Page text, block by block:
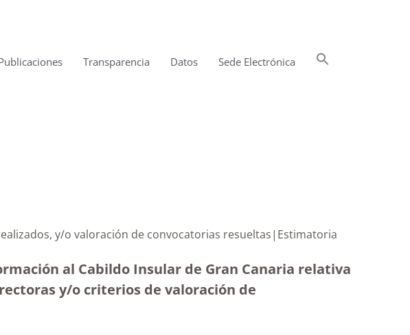
Transparencia Datos Sede Electrónica
y/o valoración de convocatorias resueltas|Estimatoria
al Cabildo Insular de Gran Canaria relativa
y/o criterios de valoración de